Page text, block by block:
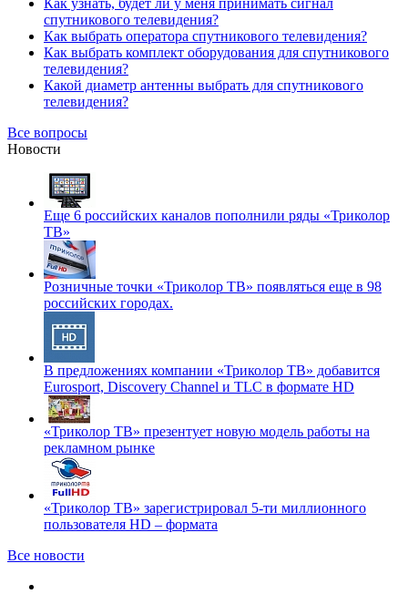
Как узнать, будет ли у меня принимать сигнал
спутникового телевидения?
Как выбрать оператора спутникового телевидения?
Как выбрать комплект оборудования для спутникового
телевидения?
Какой диаметр антенны выбрать для спутникового
телевидения?
Все вопросы
Новости
Еще 6 российских каналов пополнили ряды «Триколор
ТВ»
Розничные точки «Триколор ТВ» появляться еще в 98
российских городах.
В предложениях компании «Триколор ТВ» добавится
Eurosport, Discovery Channel и TLC в формате HD
«Триколор ТВ» презентует новую модель работы на
рекламном рынке
«Триколор ТВ» зарегистрировал 5-ти миллионного
пользователя HD – формата
Все новости